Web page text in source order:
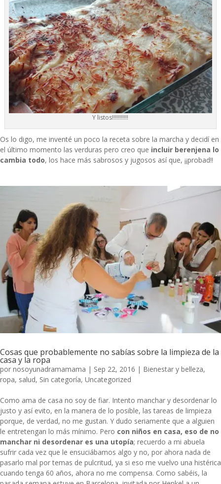
Y listos!!!!!!!!!!!
Os lo digo, me inventé un poco la receta sobre la marcha y decidí en
el último momento las verduras pero creo que incluir berenjena lo
cambia todo, los hace más sabrosos y jugosos así que, ¡¡probad!!
Cosas que probablemente no sabías sobre la limpieza de la
casa y la ropa
por nosoyunadramamama | Sep 22, 2016 | Bienestar y belleza,
ropa, salud, Sin categoría, Uncategorized
Como ama de casa no soy de fiar. Intento manchar y desordenar lo
justo y así evito, en la manera de lo posible, las tareas de limpieza
porque, de verdad, no me gustan. Y dudo seriamente que a alguien
le entretengan lo más mínimo. Pero con niños en casa, eso de no
manchar ni desordenar es una utopía; recuerdo a mi abuela
sufrir cada vez que le ensuciábamos algo y no, por ahora nada de
pasarlo mal por temas de pulcritud, ya si eso me vuelvo una histérica
cuando tenga 60 años, ahora no me compensa. Como sabéis, la